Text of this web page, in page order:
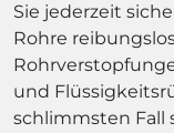
Sie jederzeit
Rohre
und
schlimmsten Fall